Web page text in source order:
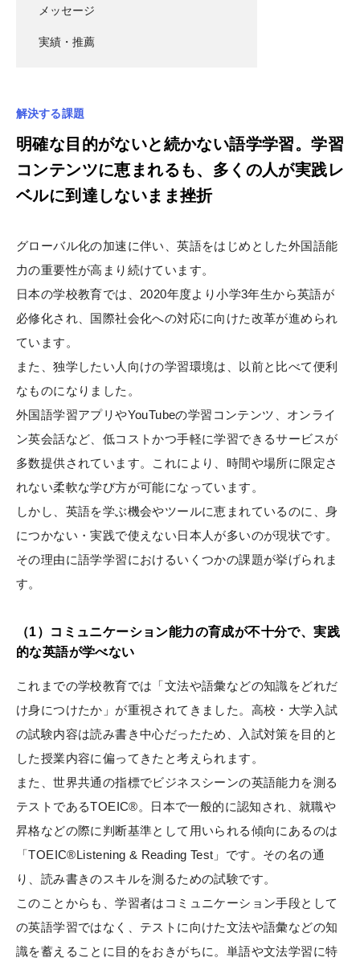
メッセージ
実績・推薦
解決する課題
明確な目的がないと続かない語学学習。学習
コンテンツに恵まれるも、多くの人が実践レ
ベルに到達しないまま挫折
グローバル化の加速に伴い、英語をはじめとした外国語能
力の重要性が高まり続けています。
日本の学校教育では、2020年度より小学3年生から英語が
必修化され、国際社会化への対応に向けた改革が進められ
ています。
また、独学したい人向けの学習環境は、以前と比べて便利
なものになりました。
外国語学習アプリやYouTubeの学習コンテンツ、オンライ
ン英会話など、低コストかつ手軽に学習できるサービスが
多数提供されています。これにより、時間や場所に限定さ
れない柔軟な学び方が可能になっています。
しかし、英語を学ぶ機会やツールに恵まれているのに、身
につかない・実践で使えない日本人が多いのが現状です。
その理由に語学学習におけるいくつかの課題が挙げられま
す。
（1）コミュニケーション能力の育成が不十分で、実践
的な英語が学べない
これまでの学校教育では「文法や語彙などの知識をどれだ
け身につけたか」が重視されてきました。高校・大学入試
の試験内容は読み書き中心だったため、入試対策を目的と
した授業内容に偏ってきたと考えられます。
また、世界共通の指標でビジネスシーンの英語能力を測る
テストであるTOEIC®。日本で一般的に認知され、就職や
昇格などの際に判断基準として用いられる傾向にあるのは
「TOEIC®Listening & Reading Test」です。その名の通
り、読み書きのスキルを測るための試験です。
このことからも、学習者はコミュニケーション手段として
の英語学習ではなく、テストに向けた文法や語彙などの知
識を蓄えることに目的をおきがちに。単語や文法学習に特